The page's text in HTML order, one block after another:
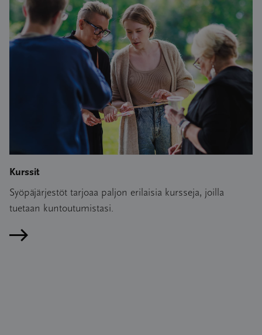
Kurssit
Syöpäjärjestöt tarjoaa paljon erilaisia kursseja, joilla
tuetaan kuntoutumistasi.
Lue artikkeli